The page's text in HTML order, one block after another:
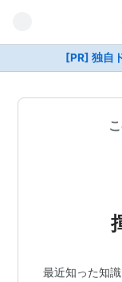
[PR] 独自
最近知った知